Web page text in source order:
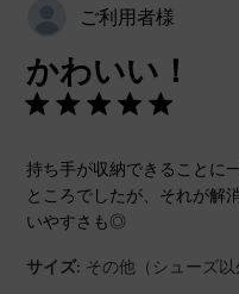
ご利用者様
かわいい！
持ち手が収納できることに
ところでしたが、それが解
いやすさも◎
サイズ: その他（シューズ以